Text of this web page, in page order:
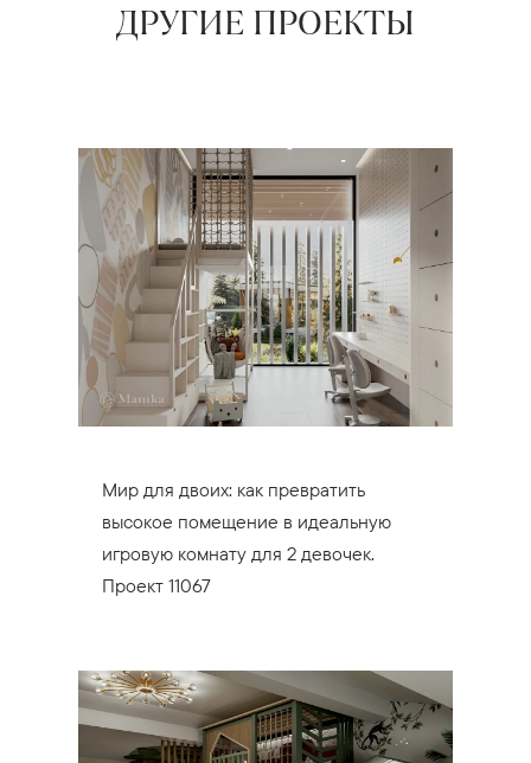
ДРУГИЕ ПРОЕКТЫ
Мир для двоих: как превратить
высокое помещение в идеальную
игровую комнату для 2 девочек.
Проект 11067